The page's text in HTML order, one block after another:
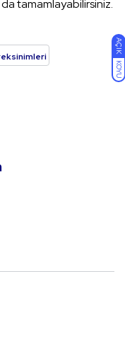
AÇIK
KOYU
tamamlayabilirsiniz.